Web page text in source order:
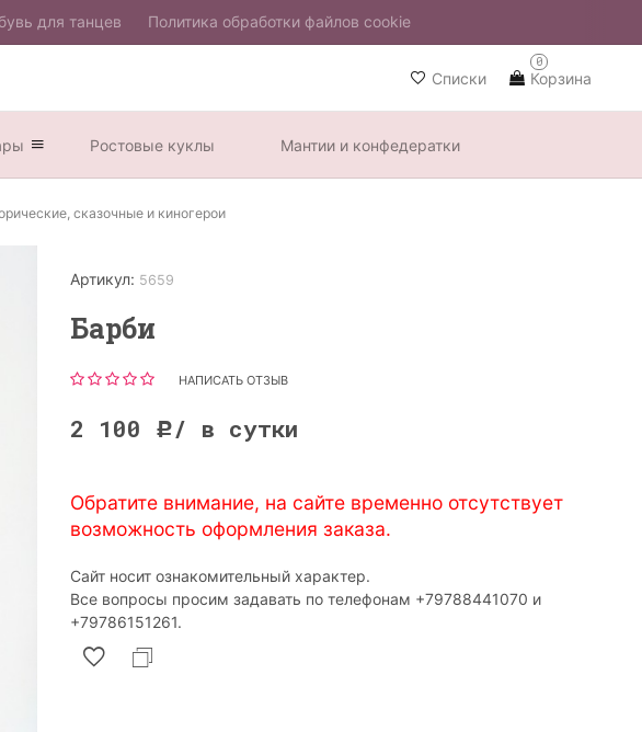
для танцев Политика обработки файлов cookie
Списки Корзина
0
Ростовые куклы Мантии и конфедератки
сказочные и киногерои
Артикул: 5659
Барби
НАПИСАТЬ ОТЗЫВ
2 100 Р / в сутки
Обратите внимание, на сайте временно отсутствует
возможность оформления заказа.
Сайт носит ознакомительный характер.
Все вопросы просим задавать по телефонам ‎+79788441070 и
‎+79786151261.